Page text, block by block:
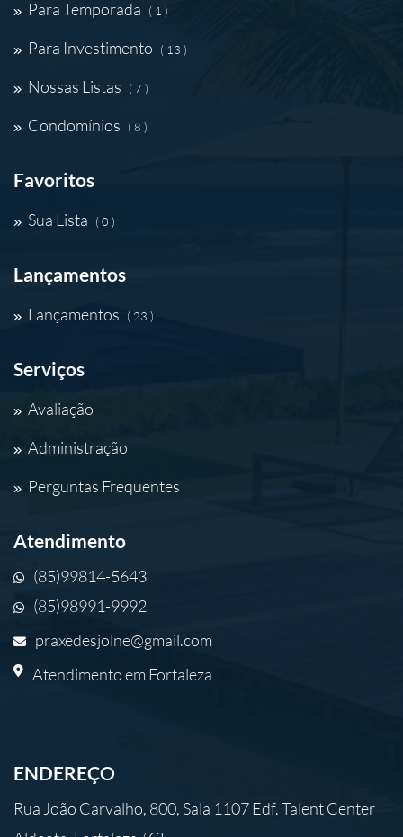
Para Temporada ( 1 )
Para Investimento ( 13 )
Nossas Listas ( 7 )
Condomínios ( 8 )
Favoritos
Sua Lista ( 0 )
Lançamentos
Lançamentos ( 23 )
Serviços
Avaliação
Administração
Perguntas Frequentes
Atendimento
(85)99814-5643
(85)98991-9992
praxedesjolne@gmail.com
Atendimento em Fortaleza
ENDEREÇO
Rua João Carvalho, 800, Sala 1107 Edf. Talent Center